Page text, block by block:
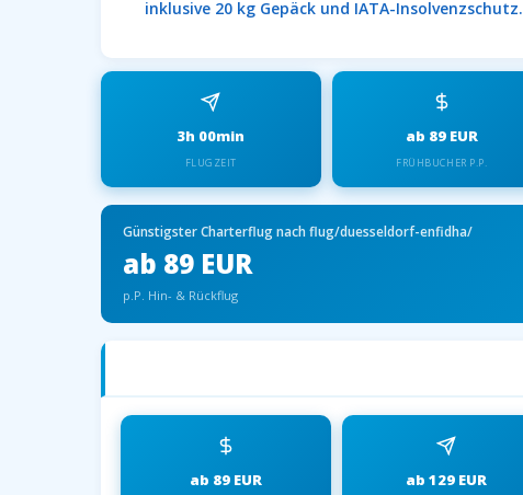
inklusive 20 kg Gepäck und IATA-Insolvenzschutz.
3h 00min
FLUGZEIT
ab 89 EUR
FRÜHBUCHER P.P.
Günstigster Charterflug nach flug/duesseldorf-enfidha/
ab 89 EUR
p.P. Hin- & Rückflug
ab 89 EUR ab 129 EUR